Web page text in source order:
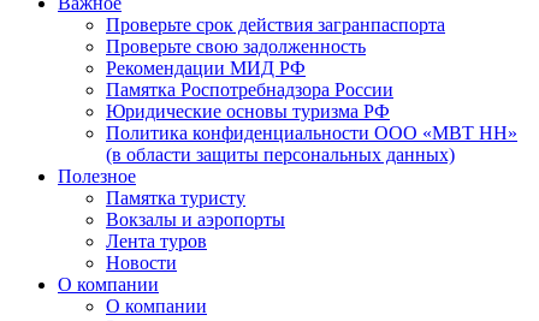
Проверьте срок действия загранпаспорта
Проверьте свою задолженность
Рекомендации МИД РФ
Памятка Роспотребнадзора России
Юридические основы туризма РФ
Политика конфиденциальности ООО «МВТ НН»
(в области защиты персональных данных)
Полезное
Памятка туристу
Вокзалы и аэропорты
Лента туров
Новости
О компании
О компании